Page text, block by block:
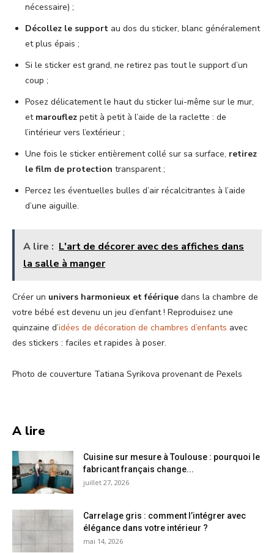
nécessaire) ;
Décollez le support au dos du sticker, blanc généralement
et plus épais ;
Si le sticker est grand, ne retirez pas tout le support d’un
coup ;
Posez délicatement le haut du sticker lui-même sur le mur,
et marouflez petit à petit à l’aide de la raclette : de
l’intérieur vers l’extérieur ;
Une fois le sticker entièrement collé sur sa surface, retirez
le film de protection transparent ;
Percez les éventuelles bulles d’air récalcitrantes à l’aide
d’une aiguille.
A lire : L'art de décorer avec des affiches dans
la salle à manger
Créer un univers harmonieux et féérique dans la chambre de
votre bébé est devenu un jeu d’enfant ! Reproduisez une
quinzaine d’idées de décoration de chambres d’enfants avec
des stickers : faciles et rapides à poser.
Photo de couverture Tatiana Syrikova provenant de Pexels
A lire
Cuisine sur mesure à Toulouse : pourquoi le
fabricant français change...
juillet 27, 2026
Carrelage gris : comment l’intégrer avec
élégance dans votre intérieur ?
mai 14, 2026